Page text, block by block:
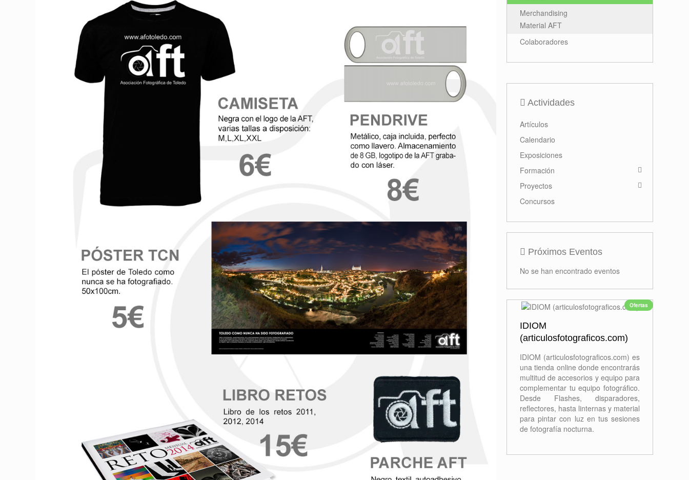
Merchandising
Material AFT
Colaboradores
Actividades
Artículos
Calendario
Exposiciones
Formación
Proyectos
Concursos
Próximos Eventos
No se han encontrado eventos
Ofertas
IDIOM
(articulosfotograficos.com)
IDIOM (articulosfotograficos.com) es
una tienda online donde encontrarás
multitud de accesorios y equipo para
complementar tu equipo fotográfico.
Desde Flashes, disparadores,
reflectores, hasta linternas y material
para pintar con luz en tus sesiones
de fotografía nocturna.